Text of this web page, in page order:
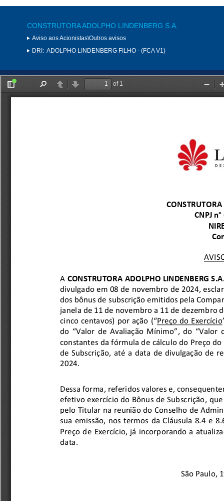
CONSTRUTORA ADOLPHO LINDENBERG S.A.
Aviso aos Acionistas\Outros avisos
DRI: ADOLPHO LINDENBERG FILHO - (FCA V1)